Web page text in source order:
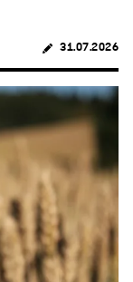
31.07.2026